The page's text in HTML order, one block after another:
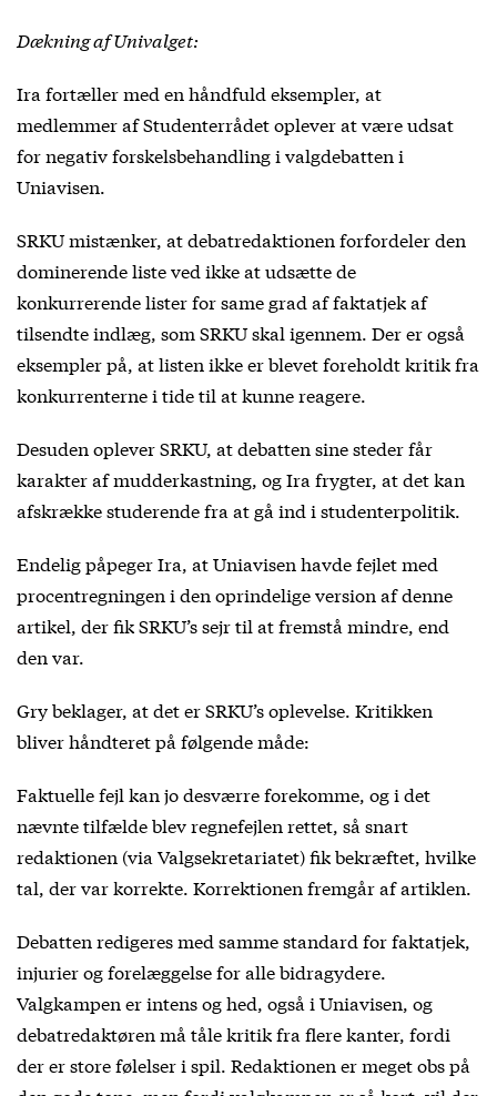
Dækning af Univalget:
Ira fortæller med en håndfuld eksempler, at
medlemmer af Studenterrådet oplever at være udsat
for negativ forskelsbehandling i valgdebatten i
Uniavisen.
SRKU mistænker, at debatredaktionen forfordeler den
dominerende liste ved ikke at udsætte de
konkurrerende lister for same grad af faktatjek af
tilsendte indlæg, som SRKU skal igennem. Der er også
eksempler på, at listen ikke er blevet foreholdt kritik fra
konkurrenterne i tide til at kunne reagere.
Desuden oplever SRKU, at debatten sine steder får
karakter af mudderkastning, og Ira frygter, at det kan
afskrække studerende fra at gå ind i studenterpolitik.
Endelig påpeger Ira, at Uniavisen havde fejlet med
procentregningen i den oprindelige version afdenne
artikel, der fik SRKU’s sejr til at fremstå mindre, end
den var.
Gry beklager, at det er SRKU’s oplevelse. Kritikken
bliver håndteret på følgende måde:
Faktuelle fejl kan jo desværre forekomme, og i det
nævnte tilfælde blev regnefejlen rettet, så snart
redaktionen (via Valgsekretariatet) fik bekræftet, hvilke
tal, der var korrekte. Korrektionen fremgår af artiklen.
Debatten redigeres med samme standard for faktatjek,
injurier og forelæggelse for alle bidragydere.
Valgkampen er intens og hed, også i Uniavisen, og
debatredaktøren må tåle kritik fra flere kanter, fordi
der er store følelser i spil. Redaktionen er meget obs på